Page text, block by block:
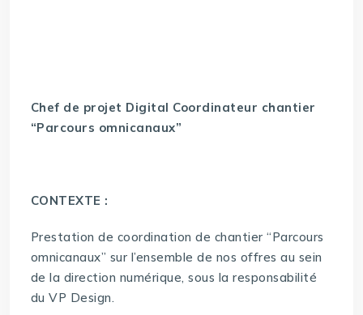
Chef de projet Digital Coordinateur chantier
“Parcours omnicanaux”
CONTEXTE :
Prestation de coordination de chantier “Parcours
omnicanaux” sur l’ensemble de nos offres au sein
de la direction numérique, sous la responsabilité
du VP Design.